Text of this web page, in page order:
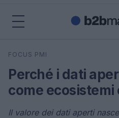
Cerca
FOCUS PMI
Perché i dati
come ecosistemi
Il valore dei dati aperti